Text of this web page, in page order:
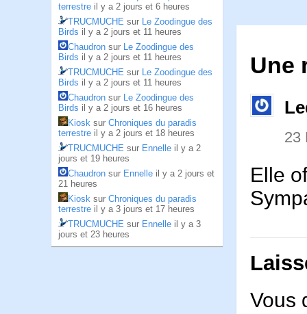
terrestre il y a 2 jours et 6 heures
TRUCMUCHE sur Le Zoodingue des
Birds il y a 2 jours et 11 heures
Chaudron sur Le Zoodingue des
Birds il y a 2 jours et 11 heures
TRUCMUCHE sur Le Zoodingue des
Birds il y a 2 jours et 11 heures
Chaudron sur Le Zoodingue des
Birds il y a 2 jours et 16 heures
Kiosk sur Chroniques du paradis
terrestre il y a 2 jours et 18 heures
TRUCMUCHE sur Ennelle il y a 2
jours et 19 heures
Chaudron sur Ennelle il y a 2 jours et
21 heures
Kiosk sur Chroniques du paradis
terrestre il y a 3 jours et 17 heures
TRUCMUCHE sur Ennelle il y a 3
jours et 23 heures
Une
23
Elle
Vous